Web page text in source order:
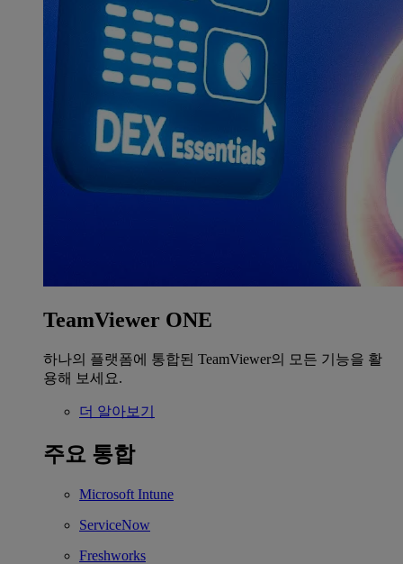
TeamViewer ONE
하나의 플랫폼에 통합된 TeamViewer의 모든 기능을 활
용해 보세요.
더 알아보기
주요 통합
Microsoft Intune
ServiceNow
Freshworks